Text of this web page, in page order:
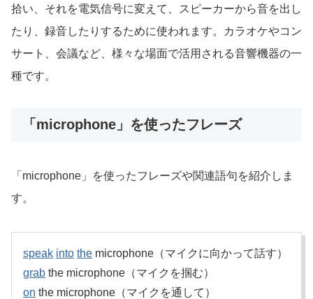
拾い、それを電気信号に変えて、スピーカーから音を出し
たり、録音したりするために使われます。カラオケやコン
サート、会議など、様々な場面で活用される音響機器の一
種です。
「microphone」を使ったフレーズ
「microphone」を使ったフレーズや関連語句を紹介しま
す。
speak into the microphone（マイクに向かって話す）
grab the microphone（マイクを掴む）
on the microphone（マイクを通して）